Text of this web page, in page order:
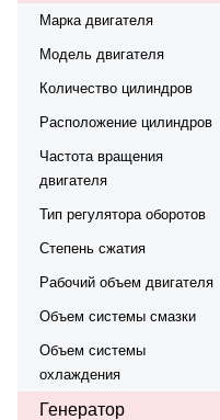
Марка двигателя
Модель двигателя
Количество цилиндров
Расположение цилиндров
Частота вращения
двигателя
Тип регулятора оборотов
Степень сжатия
Рабочий объем двигателя
Объем системы смазки
Объем системы
охлаждения
Генератор